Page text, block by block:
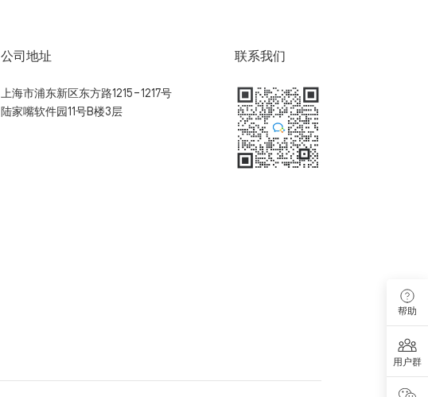
公司地址
上海市浦东新区东方路1215-1217号
陆家嘴软件园11号B楼3层
联系我们
帮助
用户群